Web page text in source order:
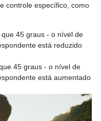
controle específico, como
45 graus - o nível de
está reduzido
45 graus - o nível de
está aumentado